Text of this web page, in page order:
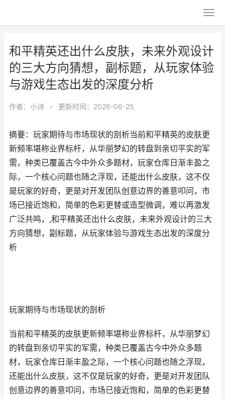
和平精英还出什么皮肤，未来外观设计
的三大方向猜想，副标题，从玩家体验
与游戏生态出发的深度分析
作者： 小诗 • 更新时间：2026-06-25
摘要：玩家期待与市场现状的剖析当前和平精英的皮肤更
新频率堪称业界标杆，从华丽梦幻的转盘到亲切平实的军
需，种类已覆盖古今中外众多题材，玩家仓库日渐丰盈之
际，一个核心问题也随之浮现，还能出什么皮肤，这不仅
是玩家的好奇，更是对开发团队创意边界的善意叩问，市
场已接近饱和，简单的色彩更替或造型微调，难以再激发
广泛共鸣，,和平精英还出什么皮肤，未来外观设计的三大
方向猜想，副标题，从玩家体验与游戏生态出发的深度分
析
玩家期待与市场现状的剖析
当前和平精英的皮肤更新频率堪称业界标杆，从华丽梦幻
的转盘到亲切平实的军需，种类已覆盖古今中外众多题
材，玩家仓库日渐丰盈之际，一个核心问题也随之浮现，
还能出什么皮肤，这不仅是玩家的好奇，更是对开发团队
创意边界的善意叩问，市场已接近饱和，简单的色彩更替